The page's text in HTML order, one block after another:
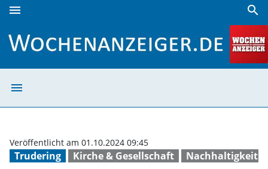
menu search
menu
Trudering Kirche & Gesellschaft Nachhaltigkeit
Veröffentlicht am 01.10.2024 09:45